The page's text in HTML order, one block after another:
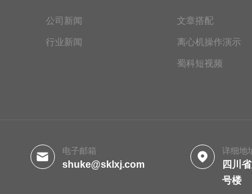
公司新闻
行业新闻
文章搭配
离心机操作演示
蜀科短视频
电子邮箱
shuke@sklxj.com
详细地
四川
号楼